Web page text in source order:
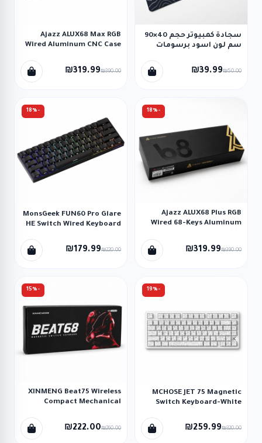
سجادة كمبيوتر حجم 40×90
سم لون اسود برسومات
₪39.99₪50.00
Ajazz ALUX68 Max RGB
Wired Aluminum CNC Case
Keyboard -White
₪319.99₪390.00
-18%
Ajazz ALUX68 Plus RGB
Wired 68-Keys Aluminum
Mechanical Keyboard -
White
₪319.99₪390.00
-18%
MonsGeek FUN60 Pro Glare
HE Switch Wired Keyboard
₪179.99₪220.00
-19%
MCHOSE JET 75 Magnetic
Switch Keyboard-White
₪259.99₪320.00
-15%
XINMENG Beat75 Wireless
Compact Mechanical
₪222.00₪260.00